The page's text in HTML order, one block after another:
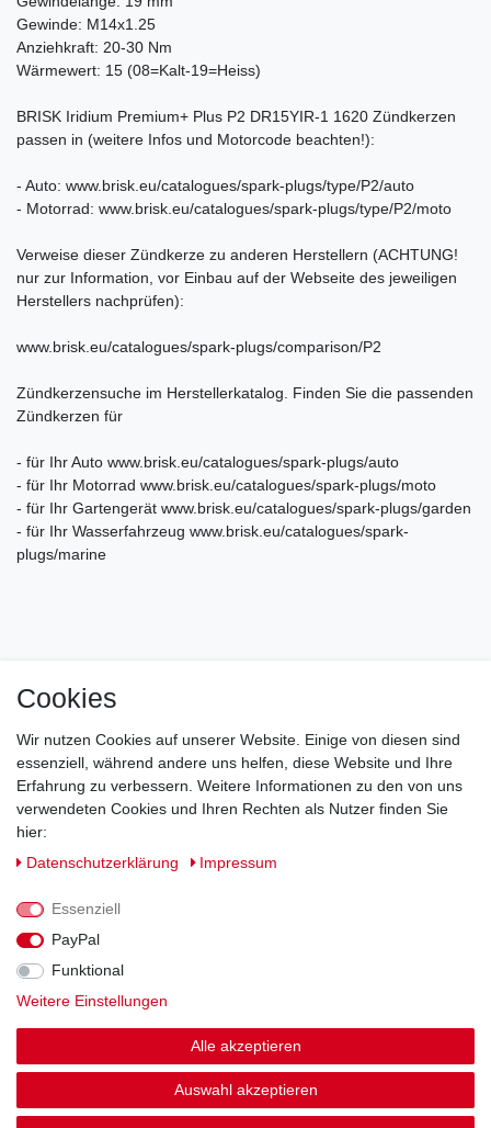
Gewinde: M14x1.25
Anziehkraft: 20-30 Nm
Wärmewert: 15 (08=Kalt-19=Heiss)
BRISK Iridium Premium+ Plus P2 DR15YIR-1 1620 Zündkerzen
passen in (weitere Infos und Motorcode beachten!):
- Auto: www.brisk.eu/catalogues/spark-plugs/type/P2/auto
- Motorrad: www.brisk.eu/catalogues/spark-plugs/type/P2/moto
Verweise dieser Zündkerze zu anderen Herstellern (ACHTUNG!
nur zur Information, vor Einbau auf der Webseite des jeweiligen
Herstellers nachprüfen):
www.brisk.eu/catalogues/spark-plugs/comparison/P2
Zündkerzensuche im Herstellerkatalog. Finden Sie die passenden
Zündkerzen für
- für Ihr Auto www.brisk.eu/catalogues/spark-plugs/auto
- für Ihr Motorrad www.brisk.eu/catalogues/spark-plugs/moto
- für Ihr Gartengerät www.brisk.eu/catalogues/spark-plugs/garden
- für Ihr Wasserfahrzeug www.brisk.eu/catalogues/spark-
plugs/marine
Impressum
Barrierefreiheitserklärung Widerrufs­recht
Cookies
Wir nutzen Cookies auf unserer Website. Einige von diesen sind
essenziell, während andere uns helfen, diese Website und Ihre
Erfahrung zu verbessern. Weitere Informationen zu den von uns
verwendeten Cookies und Ihren Rechten als Nutzer finden Sie
hier:
Daten­schutz­erklärung
Impressum
Essenziell
PayPal
Funktional
Weitere Einstellungen
Alle akzeptieren
Auswahl akzeptieren